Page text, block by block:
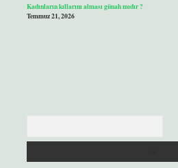
Kadınların kıllarını alması günah mıdır ?
Temmuz 21, 2026